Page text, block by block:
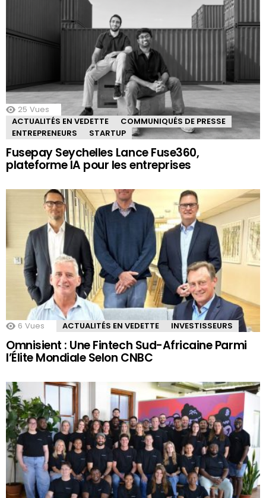
25 Vues
ACTUALITÉS EN VEDETTE
COMMUNIQUÉS DE PRESSE
ENTREPRENEURS
STARTUP
Fusepay Seychelles Lance Fuse360,
plateforme IA pour les entreprises
6 Vues ACTUALITÉS EN VEDETTE INVESTISSEURS
Omnisient : Une Fintech Sud-Africaine Parmi
l’Élite Mondiale Selon CNBC